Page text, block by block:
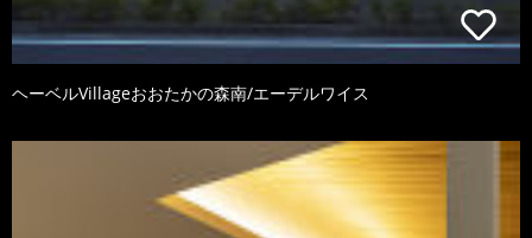
ヘーベルVillageおおたかの森南/エーデルワイス